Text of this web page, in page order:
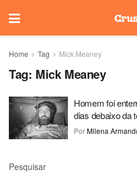
Home Tag Mick Meaney
Tag: Mick Meaney
Homem foi
dias debaixo da
PorMilena
Pesquisar